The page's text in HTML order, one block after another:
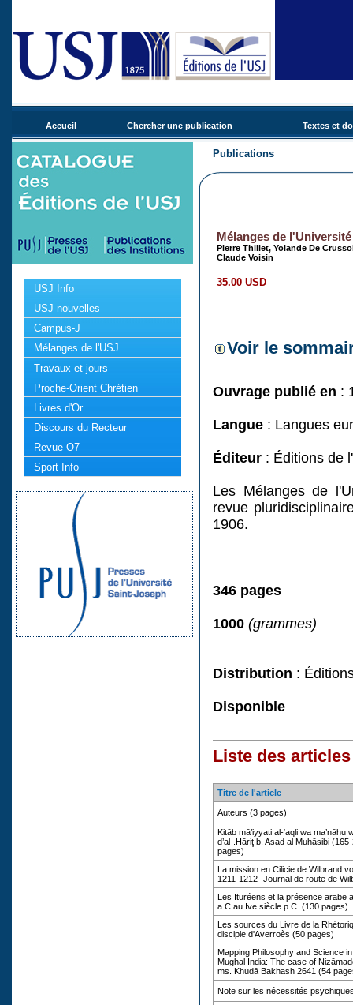
Accueil Chercher une publication Textes et
USJ Info
USJ nouvelles
Campus-J
Mélanges de l'USJ
Travaux et jours
Proche-Orient Chrétien
Livres d'Or
Discours du Recteur
Revue O7
Sport Info
Publications
Mélanges de
Pierre Thillet, Yolande De
Claude Voisin
35.00 USD
Voir le
Ouvrage publié en :
Langue : Langues
Éditeur : Éditions de
Les Mélanges de
revue
1906.
346 pages
1000 (grammes)
Distribution :
Disponible
Liste des
Titre de l'article
Auteurs (3 pages)
Kitāb mā’iyyati al-‘aqli wa ma’nāhu
d’al-.Hāriţ b. Asad al Muhāsibi
pages)
La mission en Cilicie de Wilbrand
1211-1212- Journal de route de
Les Ituréens et la présence arabe
a.C au Ive siècle p.C. (130 pages)
Les sources du Livre de la
disciple d'Averroès (50 pages)
Mapping Philosophy and Science
Mughal India: The case of
ms. Khudā Bakhash 2641 (54
Note sur les nécessités